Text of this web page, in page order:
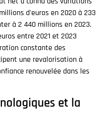
d'euros en 2020 à 233
à 2 440 millions en 2023.
entre 2021 et 2023
constante des
une revalorisation à
renouvelée dans les
et la